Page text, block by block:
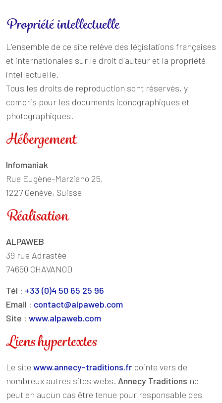
Propriété intellectuelle
L'ensemble de ce site relève des législations françaises
et internationales sur le droit d'auteur et la propriété
intellectuelle.
Tous les droits de reproduction sont réservés, y
compris pour les documents iconographiques et
photographiques.
Hébergement
Infomaniak
Rue Eugène-Marziano 25,
1227 Genève, Suisse
Réalisation
ALPAWEB
39 rue Adrastée
74650 CHAVANOD
Tél : +33 (0)4 50 65 25 96
Email : contact@alpaweb.com
Site : www.alpaweb.com
Liens hypertextes
Le site www.annecy-traditions.fr pointe vers de
nombreux autres sites webs. Annecy Traditions ne
peut en aucun cas être tenue pour responsable des